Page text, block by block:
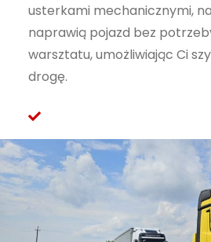
usterkami mechanicznymi,
naprawią pojazd bez
warsztatu, umożliwiając Ci
drogę.